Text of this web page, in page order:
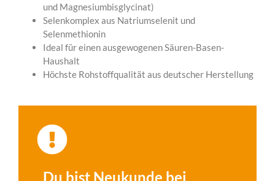
und Magnesiumbisglycinat)
Selenkomplex aus Natriumselenit und
Selenmethionin
Ideal für einen ausgewogenen Säuren-Basen-
Haushalt
Höchste Rohstoffqualität aus deutscher Herstellung
Du bist Neukunde bei